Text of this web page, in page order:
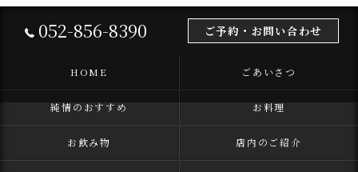
052-856-8390 ご予約・お問い合わせ
HOME ごあいさつ
純情のおすすめ お料理
お飲み物 店内のご紹介